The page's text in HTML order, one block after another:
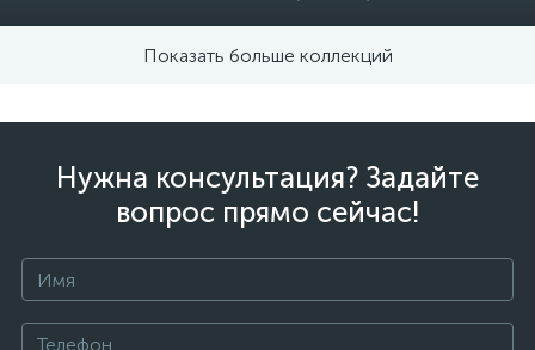
Показать больше коллекций
Нужна консультация? Задайте
вопрос прямо сейчас!